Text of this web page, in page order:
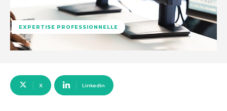
EXPERTISE PROFESSIONNELLE
X Linkedin